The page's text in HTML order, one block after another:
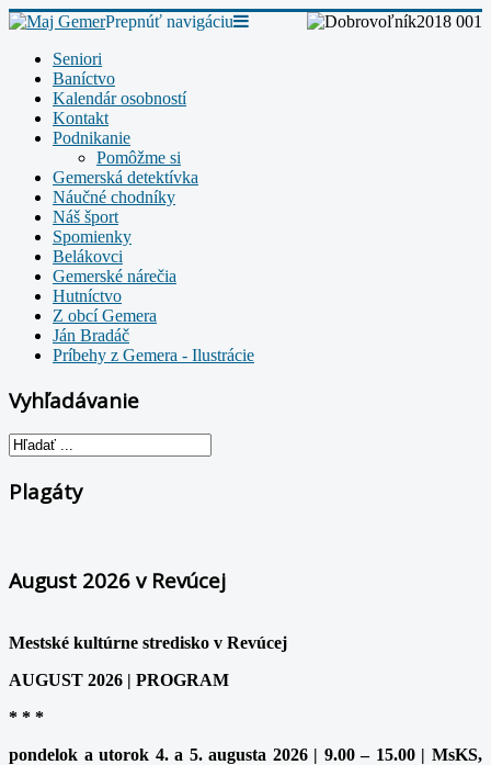
Prepnúť navigáciu
Seniori
Baníctvo
Kalendár osobností
Kontakt
Podnikanie
Pomôžme si
Gemerská detektívka
Náučné chodníky
Náš šport
Spomienky
Belákovci
Gemerské nárečia
Hutníctvo
Z obcí Gemera
Ján Bradáč
Príbehy z Gemera - Ilustrácie
Vyhľadávanie
Plagáty
August 2026 v Revúcej
Mestské kultúrne stredisko v Revúcej
AUGUST 2026 | PROGRAM
* * *
pondelok a utorok 4. a 5. augusta 2026 | 9.00 – 15.00 | MsKS,